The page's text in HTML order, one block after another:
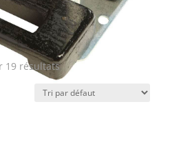
19 résultats